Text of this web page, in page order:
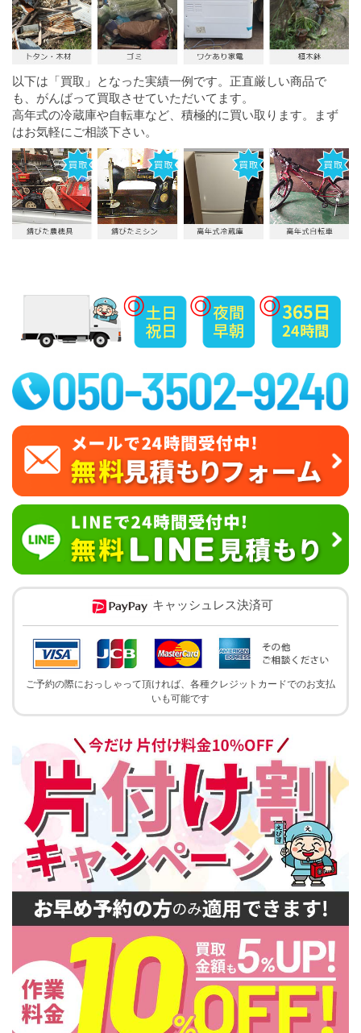
以下は「買取」となった実績一例です。正直厳しい商品で
も、がんばって買取させていただいてます。
高年式の冷蔵庫や自転車など、積極的に買い取ります。まず
はお気軽にご相談下さい。
キャッシュレス決済可
ご予約の際におっしゃって頂ければ、各種クレジットカードでのお支払
いも可能です